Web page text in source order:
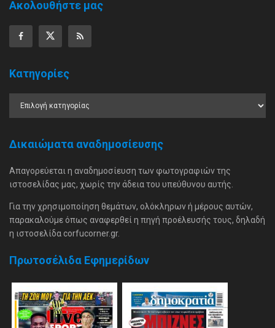
Ακολουθήστε μας
Κατηγορίες
Δικαιώματα αναδημοσίευσης
Απαγορεύεται η αναδημοσίευση των φωτογραφιών της
ιστοσελίδας μας, χωρίς την άδεια του υπεύθυνου αυτής.
Για την χρησιμοποίηση θεμάτων, ολόκληρων ή μέρους αυτών,
παρακαλούμε όπως αναφερθεί η πηγή προέλευσής τους, δηλαδή
η ιστοσελίδα corfucorner.gr.
Πρωτοσέλιδα Εφημερίδων